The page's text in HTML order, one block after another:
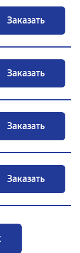
Заказать
Заказать
Заказать
Заказать